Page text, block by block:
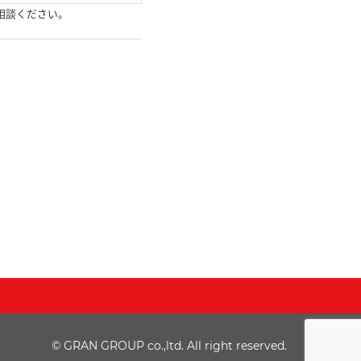
ください。
© GRAN GROUP co.,ltd. All right reserved.